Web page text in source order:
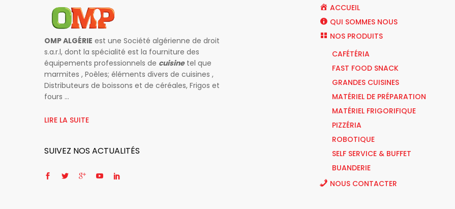
OMP ALGÉRIE est une Société algérienne de droit
s.a.r.l, dont la spécialité est la fourniture des
équipements professionnels de cuisine tel que
marmites , Poêles; éléments divers de cuisines ,
Distributeurs de boissons et de céréales, Frigos et
fours ...
LIRE LA SUITE
SUIVEZ NOS ACTUALITÉS
ACCUEIL
QUI SOMMES NOUS
NOS PRODUITS
CAFÉTÉRIA
FAST FOOD SNACK
GRANDES CUISINES
MATÉRIEL DE PRÉPARATION
MATÉRIEL FRIGORIFIQUE
PIZZÉRIA
ROBOTIQUE
SELF SERVICE & BUFFET
BUANDERIE
NOUS CONTACTER